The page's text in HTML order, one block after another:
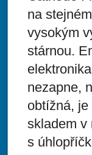
na
vysokým
stárnou.
nezapne,
obtížná, je
skladem v
s